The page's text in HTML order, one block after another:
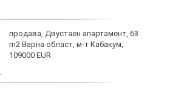
продава, Двустаен апартамент, 63
m2 Варна област, м-т Кабакум,
109000 EUR